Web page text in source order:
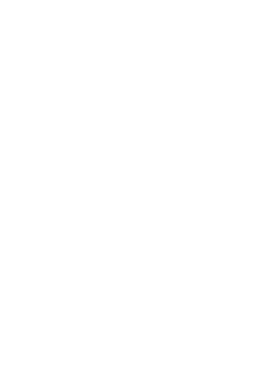
kategorin
kontinuitetsplan
för att snabbt kunna
för
och extern
analys av incidenten för att
förstå händelsens natur och